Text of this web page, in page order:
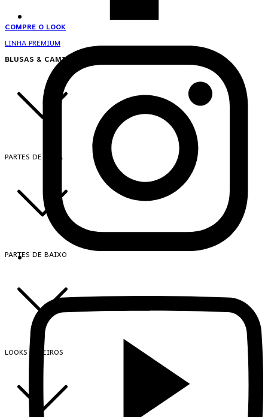
COMPRE O LOOK
LINHA PREMIUM
BLUSAS & CAMISAS
PARTES DE CIMA
PARTES DE BAIXO
LOOKS INTEIROS